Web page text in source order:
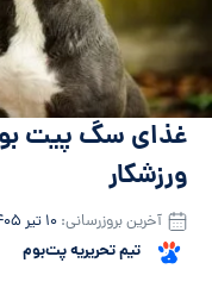
غذای سگ پیت
ورزشکار
تیم تحریریه پت‌بوم
آخرین بروزرسانی: ۱۰ تیر ۱۴۰۵